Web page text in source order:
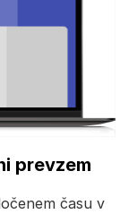
prevzem
času v